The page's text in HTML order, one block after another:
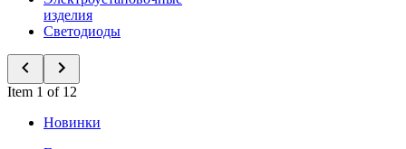
изделия
Светодиоды
Item 1 of 12
Новинки